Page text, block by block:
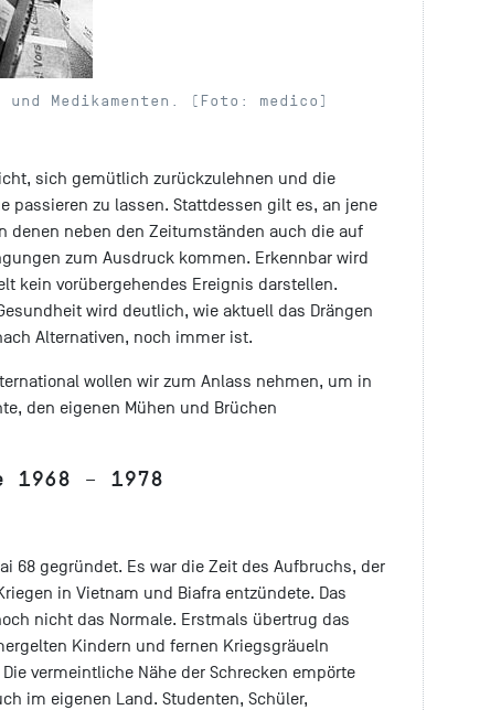
und Medikamenten. (Foto: medico)
sich gemütlich zurückzulehnen und die
passieren zu lassen. Stattdessen gilt es, an jene
denen neben den Zeitumständen auch die auf
zum Ausdruck kommen. Erkennbar wird
kein vorübergehendes Ereignis darstellen.
wird deutlich, wie aktuell das Drängen
Alternativen, noch immer ist.
wollen wir zum Anlass nehmen, um in
den eigenen Mühen und Brüchen
– 1978
68 gegründet. Es war die Zeit des Aufbruchs, der
in Vietnam und Biafra entzündete. Das
nicht das Normale. Erstmals übertrug das
Kindern und fernen Kriegsgräueln
vermeintliche Nähe der Schrecken empörte
im eigenen Land. Studenten, Schüler,